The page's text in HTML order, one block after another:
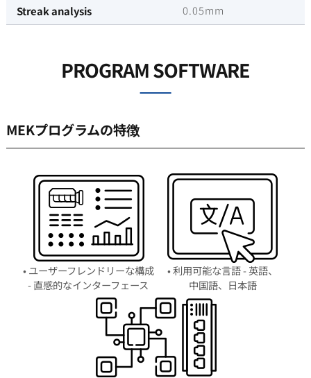
Streak analysis
0.05mm
PROGRAM SOFTWARE
MEKプログラムの特徴
• ユーザーフレンドリーな構成
- 直感的なインターフェース
• 利用可能な言語 - 英語、
中国語、日本語